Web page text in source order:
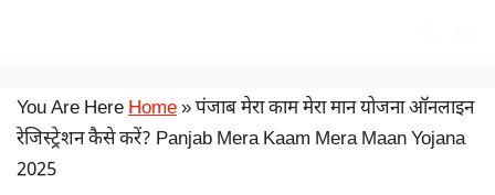
You Are HereHome»पंजाब मेरा काम मेरा मान योजना ऑनलाइन
रेजिस्ट्रेशन कैसे करें? Panjab Mera Kaam Mera Maan Yojana
2025